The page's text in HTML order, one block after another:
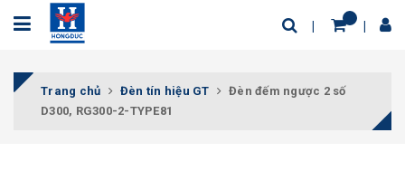
Trang chủ Đèn tín hiệu GT
Đèn đếm ngược 2 số
D300, RG300-2-TYPE81